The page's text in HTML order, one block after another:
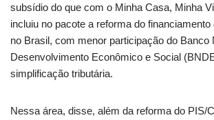
subsídio do que com o Minha Casa, Minha
incluiu no pacote a reforma do
no Brasil, com menor participação do Banco
Desenvolvimento Econômico e Social
simplificação tributária.
Nessa área, disse, além da reforma do PIS/